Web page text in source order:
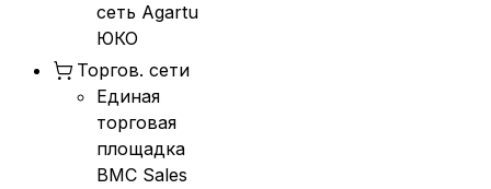
сеть Agartu
ЮКО
Торгов. сети
Единая
торговая
площадка
BMC Sales